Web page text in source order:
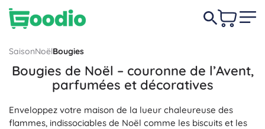
SaisonNoëlBougies
Bougies de Noël – couronne de l’Avent,
parfumées et décoratives
Enveloppez votre maison de la lueur chaleureuse des
flammes, indissociables de Noël comme les biscuits et les